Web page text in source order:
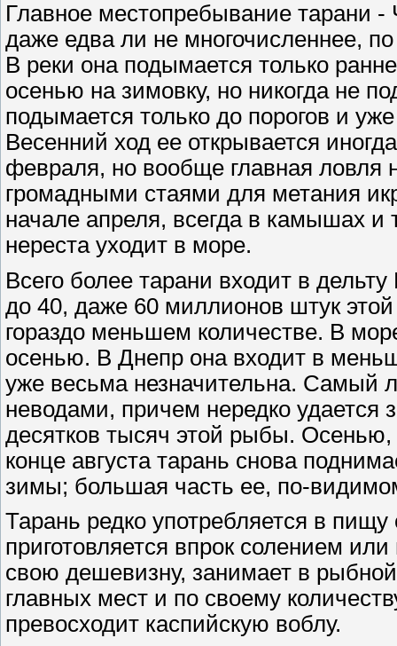
Главное местопребывание тарани
даже едва ли не многочисленнее,
В реки она подымается только
осенью на зимовку, но никогда не
подымается только до порогов и
Весенний ход ее открывается
февраля, но вообще главная ловля
громадными стаями для метания
начале апреля, всегда в камышах и
нереста уходит в море.
Всего более тарани входит в
до 40, даже 60 миллионов штук
гораздо меньшем количестве. В
осенью. В Днепр она входит в
уже весьма незначительна. Самый
неводами, причем нередко удается
десятков тысяч этой рыбы. Осенью,
конце августа тарань снова
зимы; большая часть ее, по-
Тарань редко употребляется в
приготовляется впрок солением
свою дешевизну, занимает в
главных мест и по своему
превосходит каспийскую воблу.